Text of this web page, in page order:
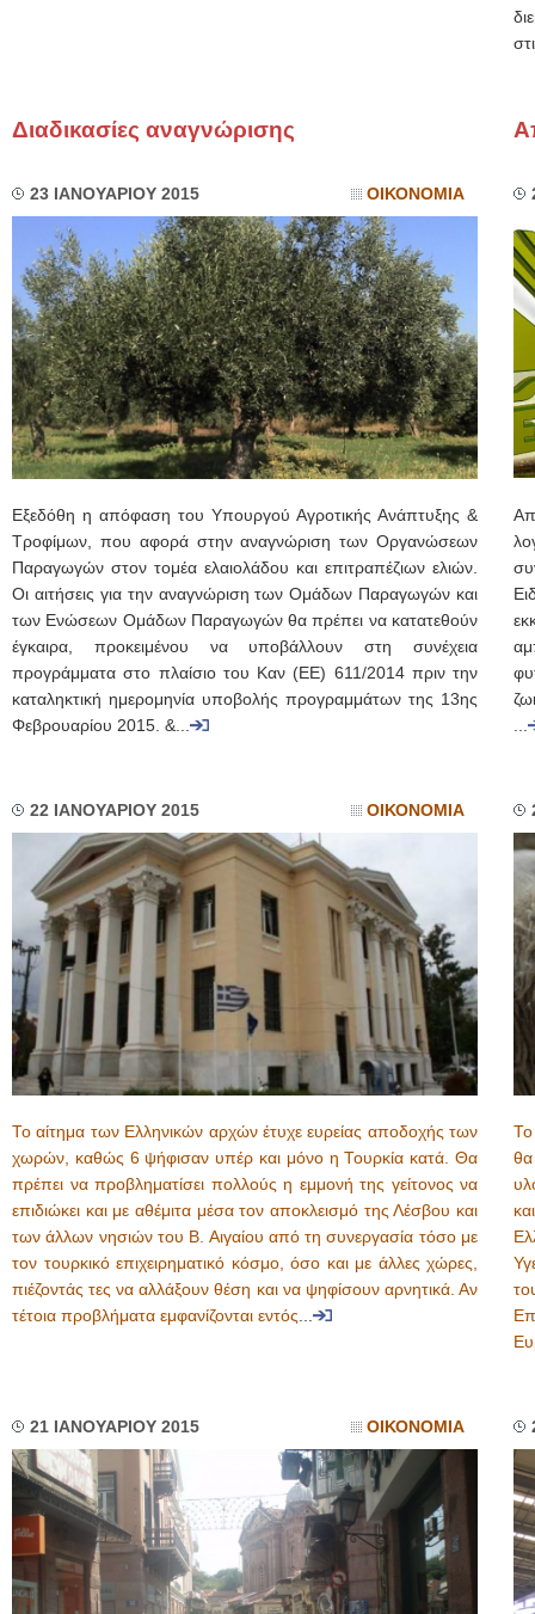
Διαδικασίες αναγνώρισης
23 ΙΑΝΟΥΑΡΙΟΥ 2015 ΟΙΚΟΝΟΜΙΑ
Εξεδόθη η απόφαση του Υπουργού Αγροτικής Ανάπτυξης &
Τροφίμων, που αφορά στην αναγνώριση των Οργανώσεων
Παραγωγών στον τομέα ελαιολάδου και επιτραπέζιων ελιών.
Οι αιτήσεις για την αναγνώριση των Ομάδων Παραγωγών και
των Ενώσεων Ομάδων Παραγωγών θα πρέπει να κατατεθούν
έγκαιρα, προκειμένου να υποβάλλουν στη συνέχεια
προγράμματα στο πλαίσιο του Καν (ΕΕ) 611/2014 πριν την
καταληκτική ημερομηνία υποβολής προγραμμάτων της 13ης
Φεβρουαρίου 2015. &...
...
22 ΙΑΝΟΥΑΡΙΟΥ 2015 ΟΙΚΟΝΟΜΙΑ
Το αίτημα των Ελληνικών αρχών έτυχε ευρείας αποδοχής των
χωρών, καθώς 6 ψήφισαν υπέρ και μόνο η Τουρκία κατά. Θα
πρέπει να προβληματίσει πολλούς η εμμονή της γείτονος να
επιδιώκει και με αθέμιτα μέσα τον αποκλεισμό της Λέσβου και
των άλλων νησιών του Β. Αιγαίου από τη συνεργασία τόσο με
τον τουρκικό επιχειρηματικό κόσμο, όσο και με άλλες χώρες,
πιέζοντάς τες να αλλάξουν θέση και να ψηφίσουν αρνητικά. Αν
τέτοια προβλήματα εμφανίζονται εντός...
21 ΙΑΝΟΥΑΡΙΟΥ 2015 ΟΙΚΟΝΟΜΙΑ